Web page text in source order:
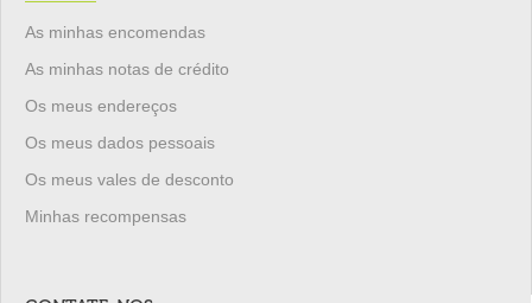
As minhas encomendas
As minhas notas de crédito
Os meus endereços
Os meus dados pessoais
Os meus vales de desconto
Minhas recompensas